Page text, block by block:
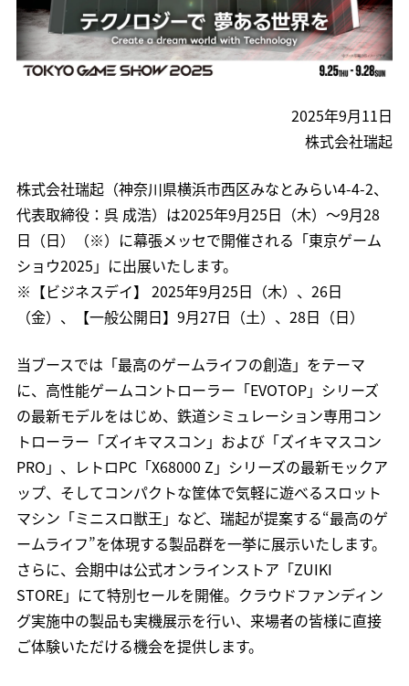
2025年9月11日
株式会社瑞起
株式会社瑞起（神奈川県横浜市西区みなとみらい4-4-2、
代表取締役：呉 成浩）は2025年9月25日（木）～9月28
日（日）（※）に幕張メッセで開催される「東京ゲーム
ショウ2025」に出展いたします。
※【ビジネスデイ】 2025年9月25日（木）、26日
（金）、【一般公開日】9月27日（土）、28日（日）
当ブースでは「最高のゲームライフの創造」をテーマ
に、高性能ゲームコントローラー「EVOTOP」シリーズ
の最新モデルをはじめ、鉄道シミュレーション専用コン
トローラー「ズイキマスコン」および「ズイキマスコン
PRO」、レトロPC「X68000 Z」シリーズの最新モックア
ップ、そしてコンパクトな筐体で気軽に遊べるスロット
マシン「ミニスロ獣王」など、瑞起が提案する“最高のゲ
ームライフ”を体現する製品群を一挙に展示いたします。
さらに、会期中は公式オンラインストア「ZUIKI
STORE」にて特別セールを開催。クラウドファンディン
グ実施中の製品も実機展示を行い、来場者の皆様に直接
ご体験いただける機会を提供します。